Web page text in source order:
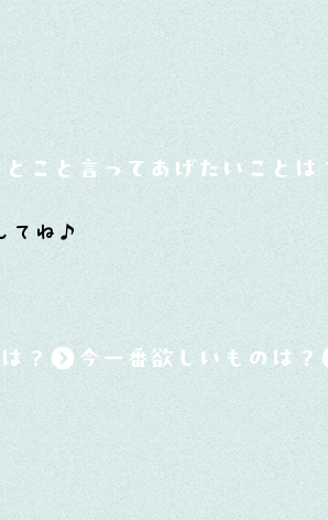
こと言ってあげたいことは
てね♪
？